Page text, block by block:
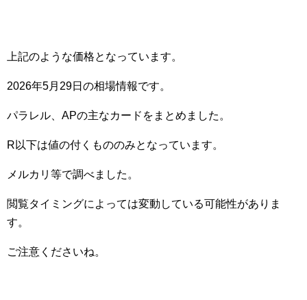
上記のような価格となっています。
2026年5月29日の相場情報です。
パラレル、APの主なカードをまとめました。
R以下は値の付くもののみとなっています。
メルカリ等で調べました。
閲覧タイミングによっては変動している可能性がありま
す。
ご注意くださいね。